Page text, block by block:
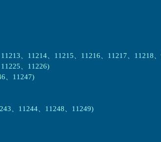
、11214、11215、11216、11217、11218
、11226)
、11247)
、11244、11248、11249)